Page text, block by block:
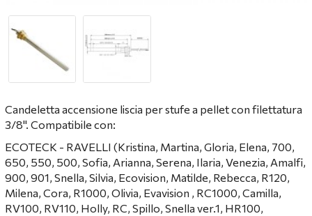
Candeletta accensione liscia per stufe a pellet con filettatura
3/8". Compatibile con:
ECOTECK - RAVELLI (Kristina, Martina, Gloria, Elena, 700,
650, 550, 500, Sofia, Arianna, Serena, Ilaria, Venezia, Amalfi,
900, 901, Snella, Silvia, Ecovision, Matilde, Rebecca, R120,
Milena, Cora, R1000, Olivia, Evavision , RC1000, Camilla,
RV100, RV110, Holly, RC, Spillo, Snella ver.1, HR100,